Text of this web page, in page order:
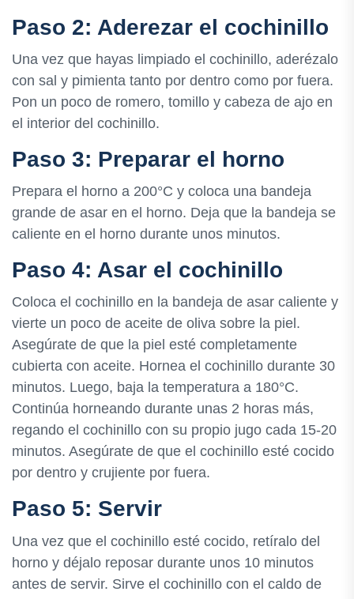
Paso 2: Aderezar el cochinillo
Una vez que hayas limpiado el cochinillo, aderézalo
con sal y pimienta tanto por dentro como por fuera.
Pon un poco de romero, tomillo y cabeza de ajo en
el interior del cochinillo.
Paso 3: Preparar el horno
Prepara el horno a 200°C y coloca una bandeja
grande de asar en el horno. Deja que la bandeja se
caliente en el horno durante unos minutos.
Paso 4: Asar el cochinillo
Coloca el cochinillo en la bandeja de asar caliente y
vierte un poco de aceite de oliva sobre la piel.
Asegúrate de que la piel esté completamente
cubierta con aceite. Hornea el cochinillo durante 30
minutos. Luego, baja la temperatura a 180°C.
Continúa horneando durante unas 2 horas más,
regando el cochinillo con su propio jugo cada 15-20
minutos. Asegúrate de que el cochinillo esté cocido
por dentro y crujiente por fuera.
Paso 5: Servir
Una vez que el cochinillo esté cocido, retíralo del
horno y déjalo reposar durante unos 10 minutos
antes de servir. Sirve el cochinillo con el caldo de